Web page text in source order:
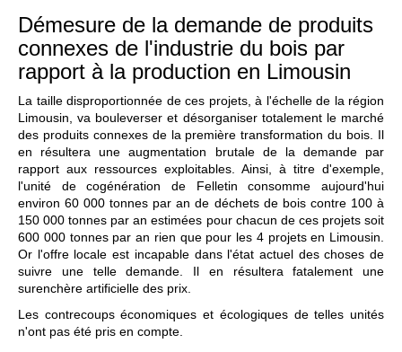
Démesure de la demande de produits
connexes de l'industrie du bois par
rapport à la production en Limousin
La taille disproportionnée de ces projets, à l'échelle de la région
Limousin, va bouleverser et désorganiser totalement le marché
des produits connexes de la première transformation du bois. Il
en résultera une augmentation brutale de la demande par
rapport aux ressources exploitables. Ainsi, à titre d'exemple,
l'unité de cogénération de Felletin consomme aujourd'hui
environ 60 000 tonnes par an de déchets de bois contre 100 à
150 000 tonnes par an estimées pour chacun de ces projets soit
600 000 tonnes par an rien que pour les 4 projets en Limousin.
Or l'offre locale est incapable dans l'état actuel des choses de
suivre une telle demande. Il en résultera fatalement une
surenchère artificielle des prix.
Les contrecoups économiques et écologiques de telles unités
n'ont pas été pris en compte.